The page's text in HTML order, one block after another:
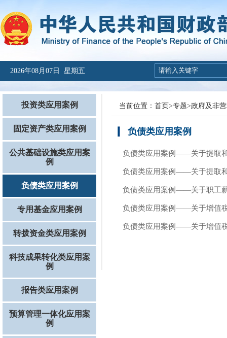
2026年08月07日 星期五
投资类应用案例
固定资产类应用案例
公共基础设施类应用案
例
负债类应用案例
专用基金应用案例
转拨资金类应用案例
科技成果转化类应用案
例
报告类应用案例
预算管理一体化应用案
例
当前位置： 首页>专题>政府及非
负债类应用案例
负债类应用案例——关于提取
负债类应用案例——关于提取
负债类应用案例——关于职工
负债类应用案例——关于增值
负债类应用案例——关于增值